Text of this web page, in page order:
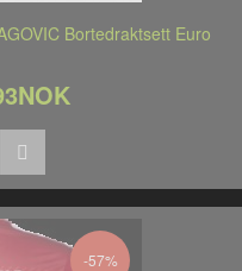
Bortedraktsett Euro
-57%